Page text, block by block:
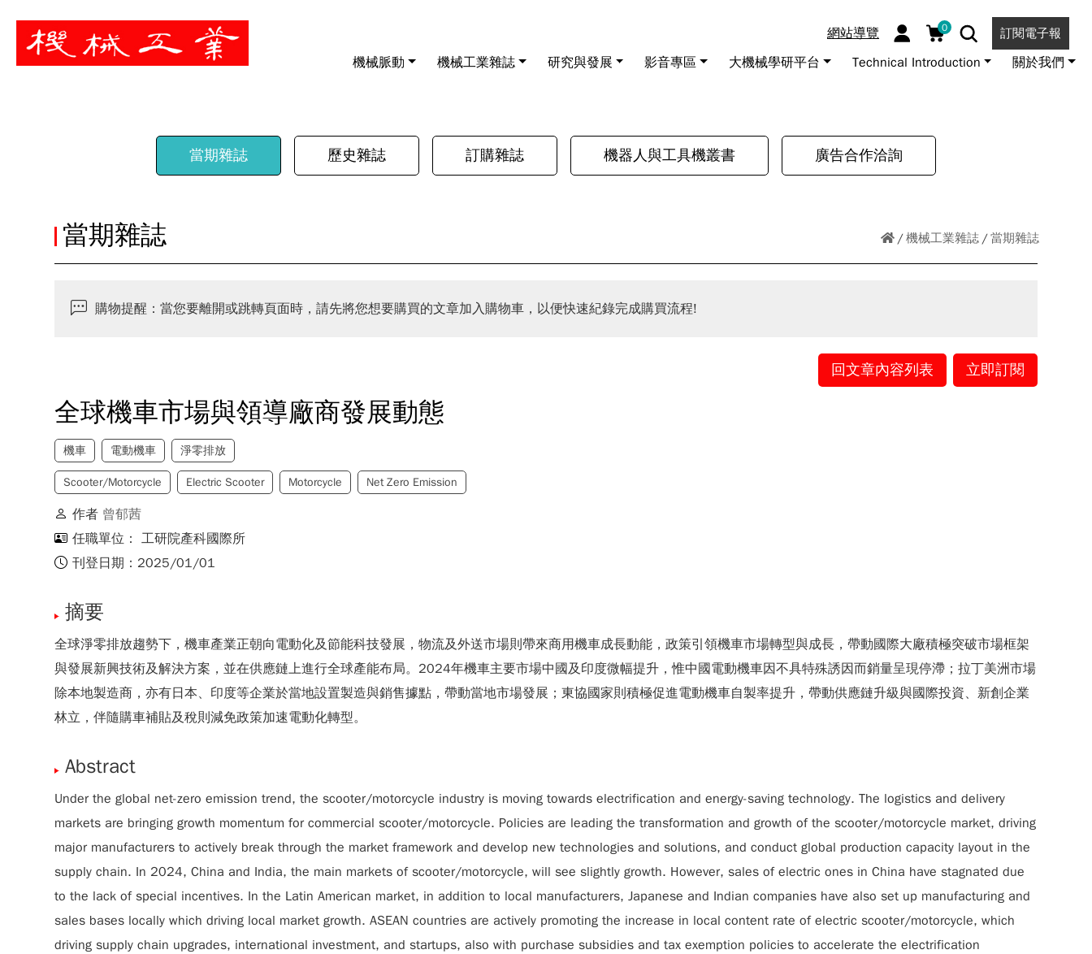
網站導覽 0 訂閱電子報
機械脈動 機械工業雜誌 研究與發展 影音專區 大機械學研平台 Technical Introduction 關於我們
暫停
當期雜誌 歷史雜誌 訂購雜誌 機器人與工具機叢書 廣告合作洽詢
機械工業雜誌 當期雜誌
當期雜誌
購物提醒：當您要離開或跳轉頁面時，請先將您想要購買的文章加入購物車，以便快速紀錄完成購買流程!
回文章內容列表 立即訂閱
全球機車市場與領導廠商發展動態
機車 電動機車 淨零排放
Scooter/Motorcycle Electric Scooter Motorcycle Net Zero Emission
作者 曾郁茜
任職單位： 工研院產科國際所
刊登日期：2025/01/01
摘要
全球淨零排放趨勢下，機車產業正朝向電動化及節能科技發展，物流及外送市場則帶來商用機車成長動能，政策引領機車市場轉型與成長，帶動國際大廠積極突破市場框架
與發展新興技術及解決方案，並在供應鏈上進行全球產能布局。2024年機車主要市場中國及印度微幅提升，惟中國電動機車因不具特殊誘因而銷量呈現停滯；拉丁美洲市場
除本地製造商，亦有日本、印度等企業於當地設置製造與銷售據點，帶動當地市場發展；東協國家則積極促進電動機車自製率提升，帶動供應鏈升級與國際投資、新創企業
林立，伴隨購車補貼及稅則減免政策加速電動化轉型。
Abstract
Under the global net-zero emission trend, the scooter/motorcycle industry is moving towards electrification and energy-saving technology. The logistics and delivery
markets are bringing growth momentum for commercial scooter/motorcycle. Policies are leading the transformation and growth of the scooter/motorcycle market, driving
major manufacturers to actively break through the market framework and develop new technologies and solutions, and conduct global production capacity layout in the
supply chain. In 2024, China and India, the main markets of scooter/motorcycle, will see slightly growth. However, sales of electric ones in China have stagnated due
to the lack of special incentives. In the Latin American market, in addition to local manufacturers, Japanese and Indian companies have also set up manufacturing and
sales bases locally which driving local market growth. ASEAN countries are actively promoting the increase in local content rate of electric scooter/motorcycle, which
driving supply chain upgrades, international investment, and startups, also with purchase subsidies and tax exemption policies to accelerate the electrification